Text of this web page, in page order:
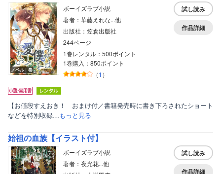
ノベル｜巻
ボーイズラブ小説
著者：華藤えれな...他
出版社：笠倉出版社
244ページ
1巻レンタル：500ポイント
1巻購入：850ポイント
（1 ）
試し読み
作品詳細
【お値段すえおき！ おまけ付／書籍発売時に書き下ろされたショート
などを特別収録…もっと見る
始祖の血族【イラスト付】
ボーイズラブ小説
著者：夜光花...他
試し読み
作品詳細